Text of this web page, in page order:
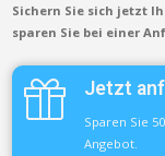
Sichern Sie sich jetzt
sparen Sie bei einer
Jetzt
Sparen Sie
Angebot.